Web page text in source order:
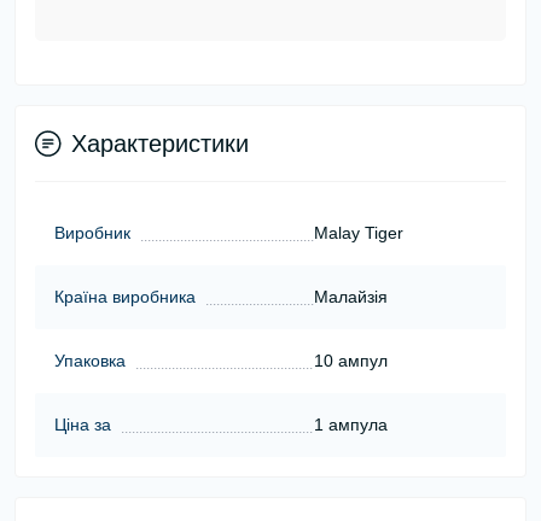
Характеристики
Виробник Malay Tiger
Країна виробника Малайзія
Упаковка 10 ампул
Ціна за 1 ампула